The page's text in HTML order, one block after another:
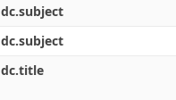
dc.subject
dc.subject
dc.title